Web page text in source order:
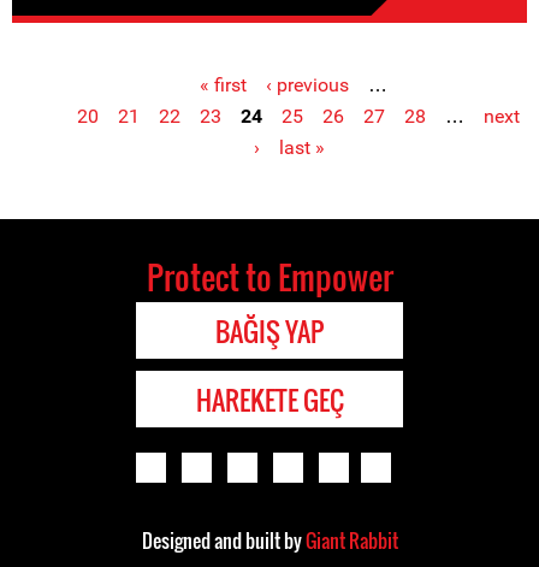
« first ‹ previous
…
20
21 22 23 24 25 26 27 28 …
next
›
last »
Protect to Empower
BAĞIŞ YAP
HAREKETE GEÇ
Designed and built byGiant Rabbit